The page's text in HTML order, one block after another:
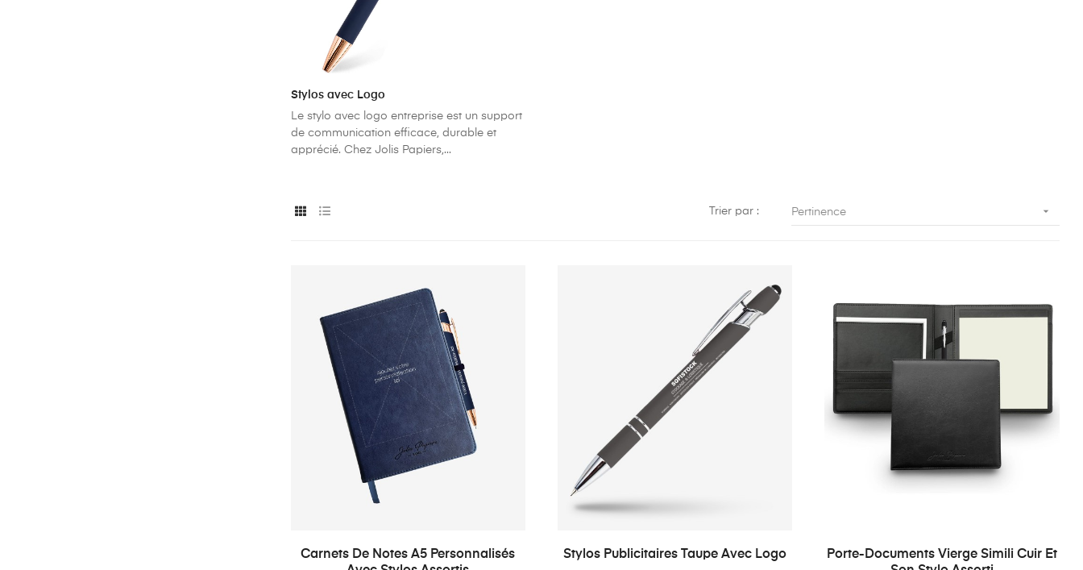
Stylos avec Logo
Le stylo avec logo entreprise est un support
de communication efficace, durable et
apprécié. Chez Jolis Papiers,...
Trier par : Pertinence 
Carnets De Notes A5 Personnalisés
Stylos Publicitaires Taupe Avec Logo
Porte-Documents Vierge Simili Cuir Et